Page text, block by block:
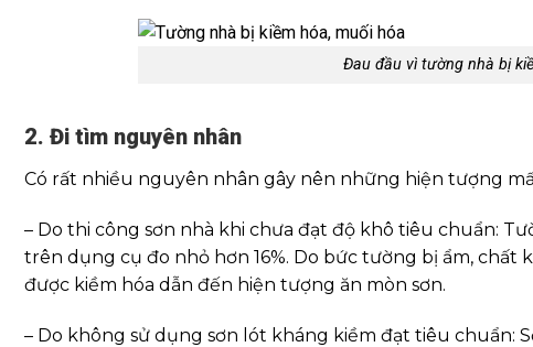
Đau đầu vì tường nhà bị
2. Đi tìm nguyên nhân
Có rất nhiều nguyên nhân gây nên những hiện tượng
– Do thi công sơn nhà khi chưa đạt độ khô tiêu chuẩn:
trên dụng cụ đo nhỏ hơn 16%. Do bức tường bị ẩm, chất
được kiềm hóa dẫn đến hiện tượng ăn mòn sơn.
– Do không sử dụng sơn lót kháng kiềm đạt tiêu chuẩn: